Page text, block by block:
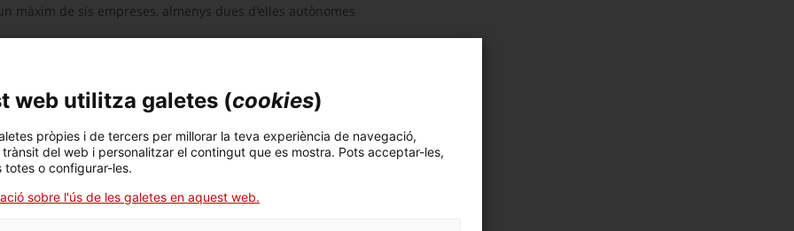
màxim de sis empreses, almenys dues d'elles autònomes
tenir personalitat jurídica pròpia i domicili social a Espanya.
amb la condició de pime.
per la qual cosa un dels participants actuarà com a
caràcter previ a la formulació de la sol·licitud, un acord
Empresa, 75% Mitjana Empresa i 80% Petita empresa.
web utilitza galetes (cookies)
pròpies i de tercers per millorar la teva experiència de navegació,
del web i personalitzar el contingut que es mostra. Pots acceptar-les,
totes o configurar-les.
sobre l'ús de les galetes en aquest web.